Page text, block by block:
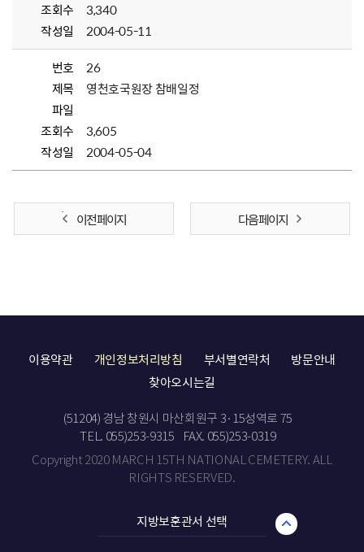
조회수
3,340
작성일
2004-05-11
번호
26
제목
영천호국원장 참배일정
파일
조회수
3,605
작성일
2004-05-04
이전 페이지 다음 페이지
이용약관 개인정보처리방침 부서별연락처
방문안내
찾아오시는길
(51204) 경남 창원시 마산회원구 3·15성역로 75
TEL. 055)253-9315
FAX. 055)253-0319
Copyright 2020 MARCH 15TH NATIONAL CEMETERY. ALL
RIGHTS RESERVED.
지방보훈관서 선택